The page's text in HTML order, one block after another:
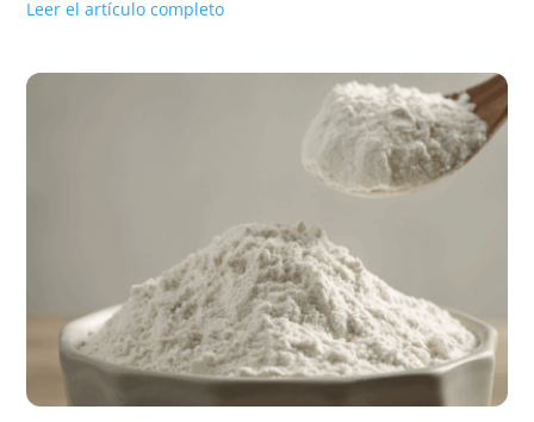
Leer el artículo completo